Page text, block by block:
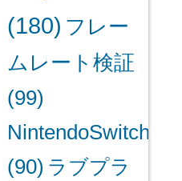
(180) フレー
ムレート検証
(99)
NintendoSwitch
(90) ラブプラ